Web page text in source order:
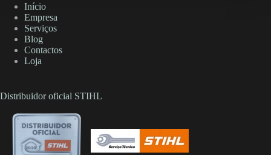
Início
Empresa
Serviços
Blog
Contactos
Loja
Distribuidor oficial STIHL